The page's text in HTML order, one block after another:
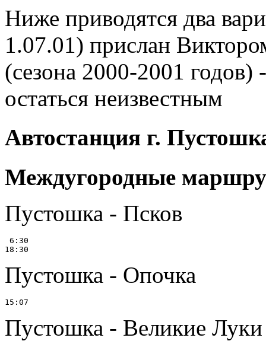
Ниже приводятся два
1.07.01) прислан
(сезона 2000-2001
остаться неизвестным
Автостанция г.
Междугородные
Пустошка - Псков
6:30
Пустошка - Опочка
Пустошка - Великие Луки